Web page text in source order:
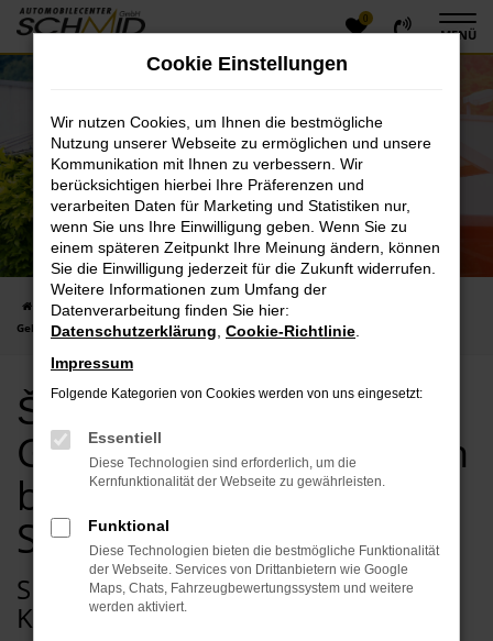
Zum
Hauptinhalt
0
MENÜ
Startseite Hersteller Škoda Škoda Karoq
Gebrauchtwagen kaufen bei Automobilecenter Schmid GmbH
Škoda Karoq
Gebrauchtwagen kaufen
bei Automobilecenter
Schmid GmbH
Sparsamkeit trifft Spaß: Ihr Škoda
Karoq Gebrauchtwagen wartet
Cookie Einstellungen
Wir nutzen Cookies, um Ihnen die bestmögliche
Nutzung unserer Webseite zu ermöglichen und unsere
Kommunikation mit Ihnen zu verbessern. Wir
berücksichtigen hierbei Ihre Präferenzen und
verarbeiten Daten für Marketing und Statistiken nur,
wenn Sie uns Ihre Einwilligung geben. Wenn Sie zu
einem späteren Zeitpunkt Ihre Meinung ändern, können
Sie die Einwilligung jederzeit für die Zukunft widerrufen.
Weitere Informationen zum Umfang der
Datenverarbeitung finden Sie hier:
Datenschutzerklärung Cookie-Richtlinie
Impressum
Folgende Kategorien von Cookies werden von uns eingesetzt:
Essentiell
Diese Technologien sind erforderlich, um die
Kernfunktionalität der Webseite zu gewährleisten.
Funktional
Diese Technologien bieten die bestmögliche Funktionalität
der Webseite. Services von Drittanbietern wie Google
Maps, Chats, Fahrzeugbewertungssystem und weitere
werden aktiviert.